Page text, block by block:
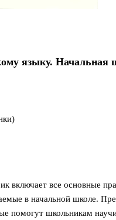
включает все основные
в начальной школе.
помогут школьникам
языку. Начальная